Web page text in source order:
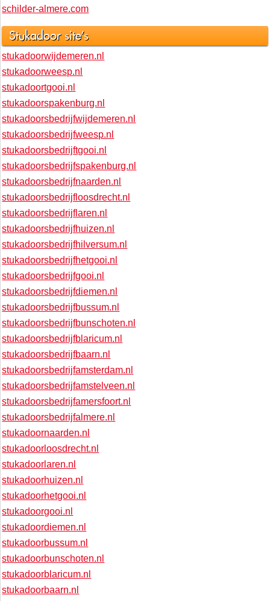
schilder-almere.com
Stukadoor site's
stukadoorwijdemeren.nl
stukadoorweesp.nl
stukadoortgooi.nl
stukadoorspakenburg.nl
stukadoorsbedrijfwijdemeren.nl
stukadoorsbedrijfweesp.nl
stukadoorsbedrijftgooi.nl
stukadoorsbedrijfspakenburg.nl
stukadoorsbedrijfnaarden.nl
stukadoorsbedrijfloosdrecht.nl
stukadoorsbedrijflaren.nl
stukadoorsbedrijfhuizen.nl
stukadoorsbedrijfhilversum.nl
stukadoorsbedrijfhetgooi.nl
stukadoorsbedrijfgooi.nl
stukadoorsbedrijfdiemen.nl
stukadoorsbedrijfbussum.nl
stukadoorsbedrijfbunschoten.nl
stukadoorsbedrijfblaricum.nl
stukadoorsbedrijfbaarn.nl
stukadoorsbedrijfamsterdam.nl
stukadoorsbedrijfamstelveen.nl
stukadoorsbedrijfamersfoort.nl
stukadoorsbedrijfalmere.nl
stukadoornaarden.nl
stukadoorloosdrecht.nl
stukadoorlaren.nl
stukadoorhuizen.nl
stukadoorhetgooi.nl
stukadoorgooi.nl
stukadoordiemen.nl
stukadoorbussum.nl
stukadoorbunschoten.nl
stukadoorblaricum.nl
stukadoorbaarn.nl